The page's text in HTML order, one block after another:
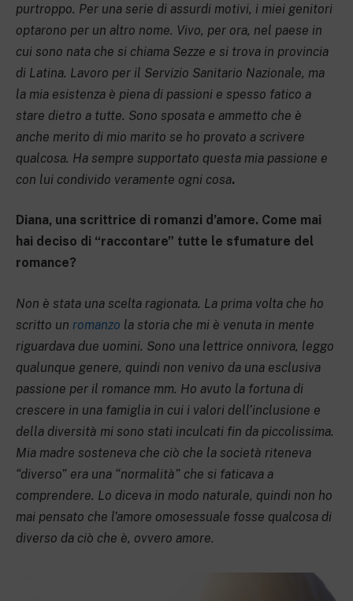
purtroppo. Per una serie di assurdi motivi, i miei genitori
optarono per un altro nome. Vivo, per ora, nel paese in
cui sono nata che si chiama Sezze e si trova in provincia
di Latina. Lavoro per il Servizio Sanitario Nazionale, ma
la mia esistenza è piena di passioni e spesso fatico a
stare dietro a tutte. Sono sposata e ammetto che è
anche merito di mio marito se ho provato a scrivere
qualcosa. Ha sempre supportato questa mia passione e
con lui condivido veramente ogni cosa.
Diana, una scrittrice di romanzi d’amore. Come mai
hai deciso di “raccontare” tutte le sfumature del
romance?
Non è stata una scelta ragionata. La prima volta che ho
scritto un romanzo la storia che mi è venuta in mente
riguardava due uomini. Sono una lettrice onnivora, leggo
qualunque genere, quindi non venivo da una esclusiva
passione per il romance mm. Ho avuto la fortuna di
crescere in una famiglia in cui i valori dell’inclusione e
della diversità mi sono stati inculcati fin da piccolissima.
Mia madre sosteneva che ciò che la società riteneva
“diverso” era una “normalità” che si faticava a
comprendere. Lo diceva in modo naturale, quindi non ho
mai pensato che l’amore omosessuale fosse qualcosa di
diverso da ciò che è, ovvero amore.